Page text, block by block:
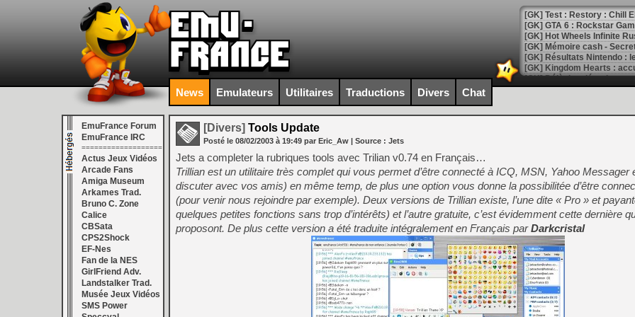
[GK] Test : Restory : Chill
[GK] GTA 6 : Rockstar
[GK] Hot Wheels Infinite
[GK] Mémoire cash -
[GK] Résultats Nintendo :
[GK] Déjà des
[Mo5] Brickboy cherche à
[GK] Minecraft et ses «
[GK] Beast of
[GK] Ubisoft : fin de partie
[GK] Mémoire cash -
[GK] Dan Houser (GTA)
[GK] Comment EA Sports
[GK] Crimson Moon : un
[GK] Isle of Reveries : le
[GK] Moonlighter 2 : The
[GK] Capcom relance
[Mo5] Deux inédits du
[GK] Le beat'em up The
[GK] Endless Legend 2 :
News Emulateurs Utilitaires Traductions Divers Chat
EmuFrance Forum
EmuFrance IRC
===================
Actus Jeux Vidéos
Arcade Fans
Amiga Museum
Arkames Trad.
Bruno C. Zone
Calice
CBSata
CPS2Shock
EF-Nes
Fan de la NES
GirlFriend Adv.
Landstalker Trad.
Musée Jeux Vidéos
SMS Power
[Divers] Tools Update
Posté le 08/02/2003 à 19:49 par Eric_Aw | Source : Jets
Jets a completer la rubriques tools avec Trilian v0.74 en Français…
Trillian est un utilitaire très complet qui vous permet d’être connecté à ICQ, MSN, Yahoo Messager
discuter avec vos amis) en même temp, de plus une option vous donne la possibilitée d’être
(pour venir nous rejoindre par exemple). Deux versions de Trillian existe, l’une dite « Pro » et
quelques petites fonctions sans trop d’intérêts) et l’autre gratuite, c’est évidemment cette dernière
proposont. De plus cette version a été traduite intégralement en Français parDarkcristal